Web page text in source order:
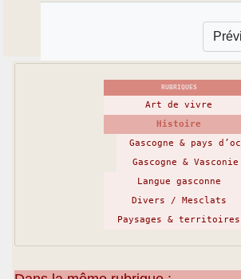
RUBRIQUES
Art de vivre
Histoire
Gascogne & pays d’oc
Gascogne & Vasconie
Langue gasconne
Divers / Mesclats
Paysages & territoires